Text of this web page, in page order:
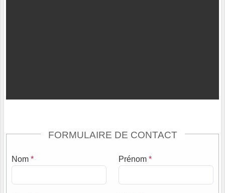
FORMULAIRE DE CONTACT
Nom * Prénom *